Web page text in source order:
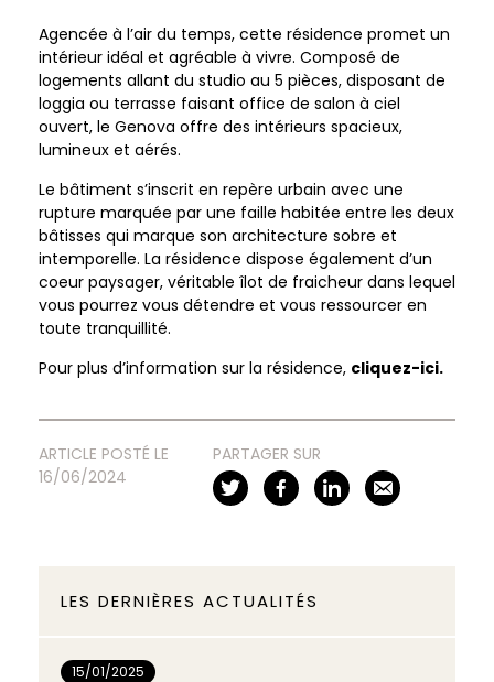
Agencée à l’air du temps, cette résidence promet un
intérieur idéal et agréable à vivre. Composé de
logements allant du studio au 5 pièces, disposant de
loggia ou terrasse faisant office de salon à ciel
ouvert, le Genova offre des intérieurs spacieux,
lumineux et aérés.
Le bâtiment s’inscrit en repère urbain avec une
rupture marquée par une faille habitée entre les deux
bâtisses qui marque son architecture sobre et
intemporelle. La résidence dispose également d’un
coeur paysager, véritable îlot de fraicheur dans lequel
vous pourrez vous détendre et vous ressourcer en
toute tranquillité.
Pour plus d’information sur la résidence, cliquez-ici.
ARTICLE POSTÉ LE
16/06/2024
PARTAGER SUR
LES DERNIÈRES ACTUALITÉS
15/01/2025